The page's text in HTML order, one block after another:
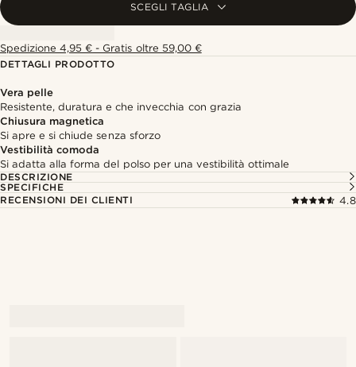
SCEGLI TAGLIA
Spedizione 4,95 € - Gratis oltre 59,00 €
DETTAGLI PRODOTTO
Vera pelle
Resistente, duratura e che invecchia con grazia
Chiusura magnetica
Si apre e si chiude senza sforzo
Vestibilità comoda
Si adatta alla forma del polso per una vestibilità ottimale
DESCRIZIONE
SPECIFICHE
RECENSIONI DEI CLIENTI
4.8